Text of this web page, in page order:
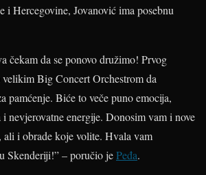
i Hercegovine, Jovanović ima posebnu
čekam da se ponovo družimo! Prvog
velikim Big Concert Orchestrom da
pamćenje. Biće to veče puno emocija,
nevjerovatne energije. Donosim vam i nove
ali i obrade koje volite. Hvala vam
Skenderiji!” – poručio jePeđa.